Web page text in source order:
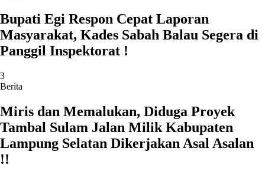
Bupati Egi Respon Cepat Laporan
Masyarakat, Kades Sabah Balau Segera di
Panggil Inspektorat !
3
Berita
Miris dan Memalukan, Diduga Proyek
Tambal Sulam Jalan Milik Kabupaten
Lampung Selatan Dikerjakan Asal Asalan
!!